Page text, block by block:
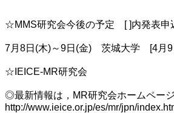
☆MMS研究会今後の予定 [ ]内発表申
7月8日(木)～9日(金) 茨城大学 [4月
☆IEICE-MR研究会
◎最新情報は，MR研究会ホームペー
http://www.ieice.or.jp/es/mr/jpn/